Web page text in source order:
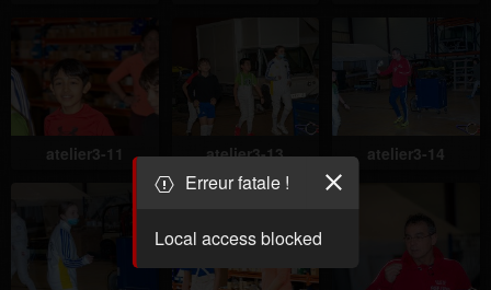
atelier3-11 atelier3-13 atelier3-14
Erreur fatale !
Local access blocked